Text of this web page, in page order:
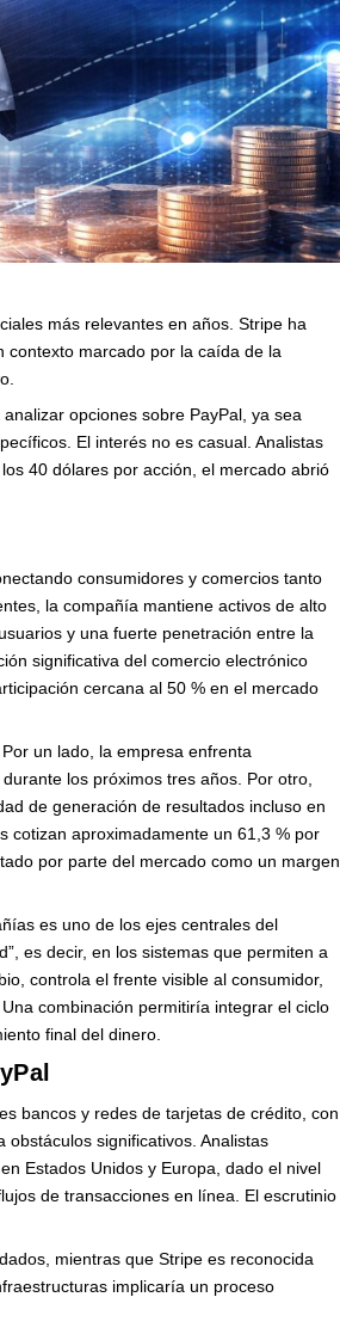
más relevantes en años. Stripe ha
contexto marcado por la caída de la
opciones sobre PayPal, ya sea
El interés no es casual. Analistas
40 dólares por acción, el mercado abrió
consumidores y comercios tanto
la compañía mantiene activos de alto
y una fuerte penetración entre la
significativa del comercio electrónico
cercana al 50 % en el mercado
un lado, la empresa enfrenta
los próximos tres años. Por otro,
de generación de resultados incluso en
cotizan aproximadamente un 61,3 % por
por parte del mercado como un margen
es uno de los ejes centrales del
es decir, en los sistemas que permiten a
controla el frente visible al consumidor,
combinación permitiría integrar el ciclo
final del dinero.
bancos y redes de tarjetas de crédito, con
significativos. Analistas
Estados Unidos y Europa, dado el nivel
de transacciones en línea. El escrutinio
mientras que Stripe es reconocida
implicaría un proceso